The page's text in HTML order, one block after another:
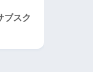
ブスク